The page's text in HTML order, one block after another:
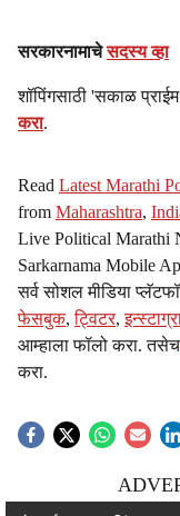
सरकारनामाचेसदस्य व्हा
शॉपिंगसाठी 'सकाळ
करा.
Read Latest Marathi
from Maharashtra,
Live Political Marathi
Sarkarnama Mobile
सर्व सोशल मीडिया
फेसबुक,ट्विटर,
आम्हाला फॉलो करा.
करा.